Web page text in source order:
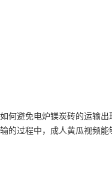
如何避免电炉镁炭砖的运输
输的过程中，成人黄瓜视频